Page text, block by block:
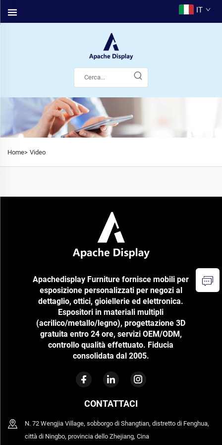
IT
Home> Video
Apachedisplay Furniture fornisce mobili per
esposizione personalizzati per negozi al
dettaglio, ottici, gioiellerie ed elettronica.
Espositori in materiali multipli
(acrilico/metallo/legno), progettazione 3D
gratuita entro 24 ore, servizi OEM/ODM,
controllo qualità effettuato. Fiducia
consolidata dal 2005.
CONTATTACI
N. 72 Wengjia Village, sobborgo di Shangtian, distretto di Fenghua,
città di Ningbo, provincia dello Zhejiang, Cina